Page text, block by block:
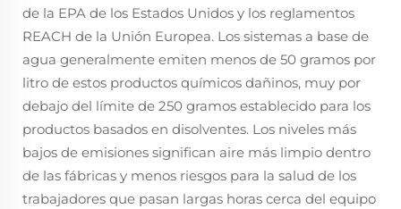
de la EPA de los Estados Unidos y los reglamentos
REACH de la Unión Europea. Los sistemas a base de
agua generalmente emiten menos de 50 gramos por
litro de estos productos químicos dañinos, muy por
debajo del límite de 250 gramos establecido para los
productos basados en disolventes. Los niveles más
bajos de emisiones significan aire más limpio dentro
de las fábricas y menos riesgos para la salud de los
trabajadores que pasan largas horas cerca del equipo